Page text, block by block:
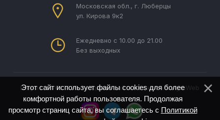
Московская обл., г. Люберцы
ул. Кирова 9к2
Ежедневно с 10.00 до 21.00
Без выходных
Шарлотка © 2026Создание сайта под ключ Divly uWeb
Этот сайт использует файлы cookies для более
комфортной работы пользователя. Продолжая
просмотр страниц сайта, вы соглашаетесь с Политикой